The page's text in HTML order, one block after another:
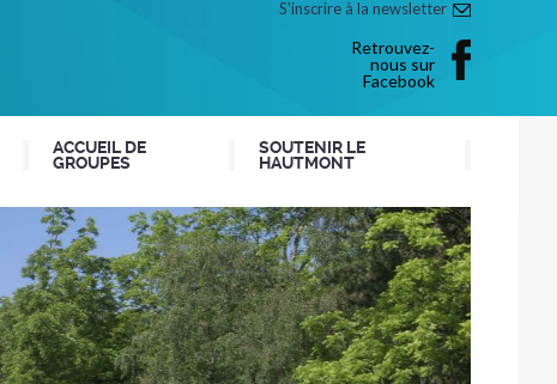
S'inscrire à la newsletter
Retrouvez-
nous sur
Facebook
ACCUEIL DE
GROUPES
SOUTENIR LE
HAUTMONT